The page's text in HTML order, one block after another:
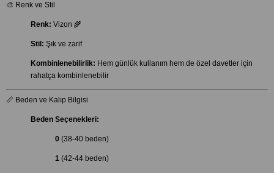
🎨 Renk ve Stil
Renk: Vizon 🌾
Stil: Şık ve zarif
Kombinlenebilirlik: Hem günlük kullanım hem de özel davetler için
rahatça kombinlenebilir
📏 Beden ve Kalıp Bilgisi
Beden Seçenekleri:
0 (38-40 beden)
1 (42-44 beden)